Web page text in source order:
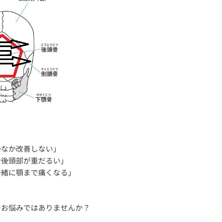
か改善しない」
頭部が重だるい」
に顎まで痛くなる」
悩みではありませんか？